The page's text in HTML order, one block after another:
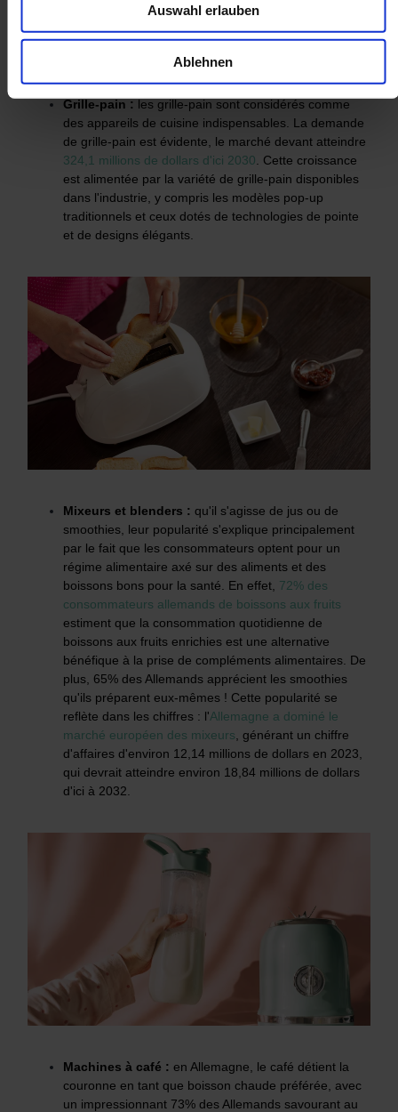
Auswahl erlauben
Ablehnen
Parmi les petits appareils électroménagers de cuisine, on
Grille-pain : les grille-pain sont considérés comme
des appareils de cuisine indispensables. La demande
de grille-pain est évidente, le marché devant atteindre
324,1 millions de dollars d'ici 2030 . Cette croissance
est alimentée par la variété de grille-pain disponibles
dans l'industrie, y compris les modèles pop-up
traditionnels et ceux dotés de technologies de pointe
et de designs élégants.
Mixeurs et blenders : qu'il s'agisse de jus ou de
smoothies, leur popularité s'explique principalement
par le fait que les consommateurs optent pour un
régime alimentaire axé sur des aliments et des
boissons bons pour la santé. En effet, 72% des
consommateurs allemands de boissons aux fruits
estiment que la consommation quotidienne de
boissons aux fruits enrichies est une alternative
bénéfique à la prise de compléments alimentaires. De
plus, 65% des Allemands apprécient les smoothies
qu'ils préparent eux-mêmes ! Cette popularité se
reflète dans les chiffres : l'Allemagne a dominé le
marché européen des mixeurs , générant un chiffre
d'affaires d'environ 12,14 millions de dollars en 2023,
qui devrait atteindre environ 18,84 millions de dollars
d'ici à 2032.
Machines à café : en Allemagne, le café détient la
couronne en tant que boisson chaude préférée, avec
un impressionnant 73% des Allemands savourant au